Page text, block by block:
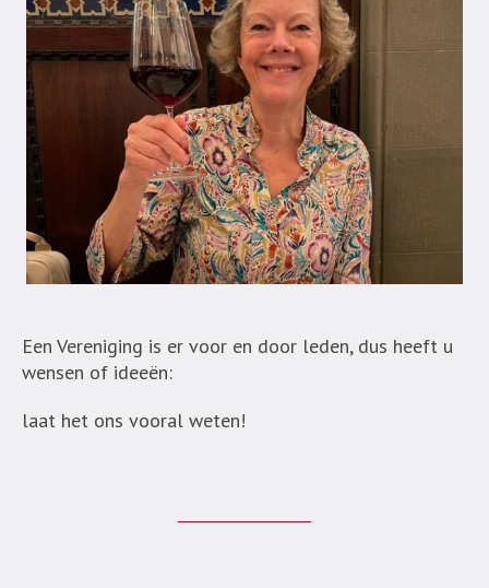
Een Vereniging is er voor en door leden, dus heeft u
wensen of ideeën:
laat het ons vooral weten!